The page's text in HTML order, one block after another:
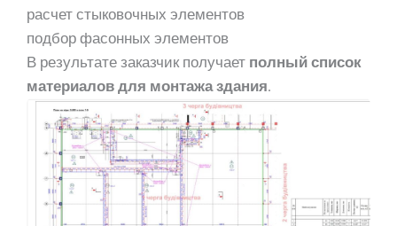
расчет стыковочных элементов
подбор фасонных элементов
В результате заказчик получает полный список
материалов для монтажа здания.